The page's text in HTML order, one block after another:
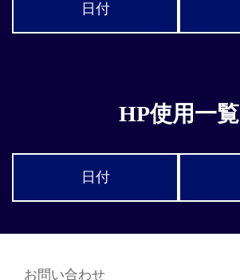
日付
HP使用一覧
日付
お問い合わせ